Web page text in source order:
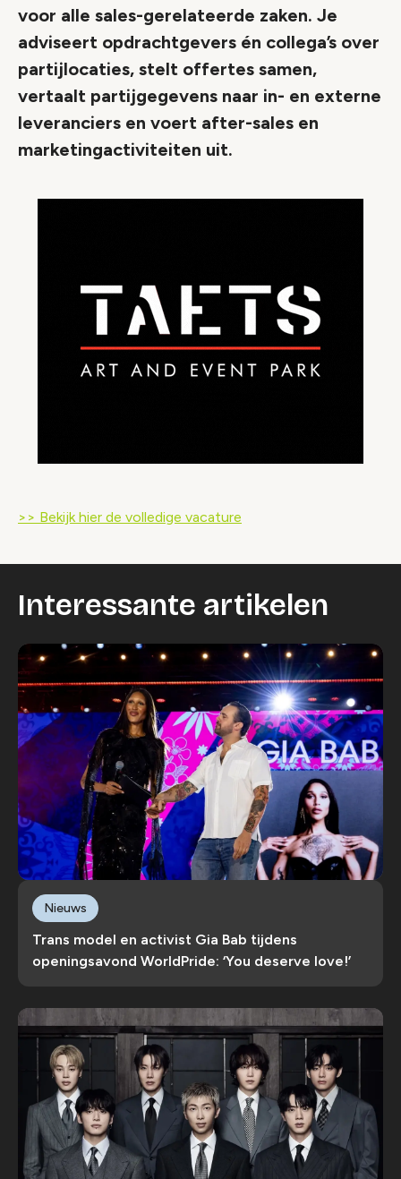
voor alle sales-gerelateerde zaken. Je
adviseert opdrachtgevers én collega’s over
partijlocaties, stelt offertes samen,
vertaalt partijgegevens naar in- en externe
leveranciers en voert after-sales en
marketingactiviteiten uit.
>> Bekijk hier de volledige vacature
Interessante artikelen
Trans model en activist Gia Bab tijdens
openingsavond WorldPride: ‘You deserve love!’
Nieuws